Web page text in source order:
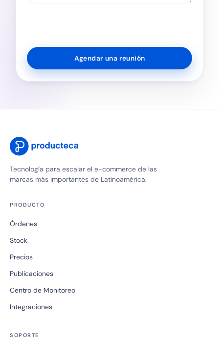
Agendar una reunión
Tecnología para escalar el e-commerce de las
marcas más importantes de Latinoamérica.
PRODUCTO
Órdenes
Stock
Precios
Publicaciones
Centro de Monitoreo
Integraciones
SOPORTE